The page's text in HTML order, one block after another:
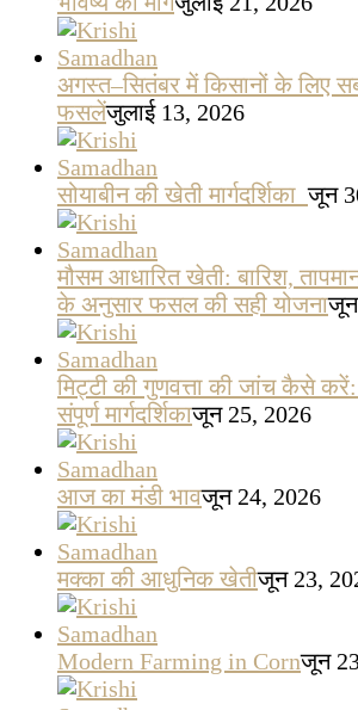
अगस्त–सितंबर में किसानों के लिए
फसलेंजुलाई 13, 2026
सोयाबीन की खेती मार्गदर्शिकाजून
मौसम आधारित खेती: बारिश,
के अनुसार फसल की सही योजनाजून
मिट्टी की गुणवत्ता की जांच कैसे
संपूर्ण मार्गदर्शिकाजून 25, 2026
आज का मंडी भावजून 24, 2026
मक्का की आधुनिक खेतीजून 23,
Modern Farming in Cornजून